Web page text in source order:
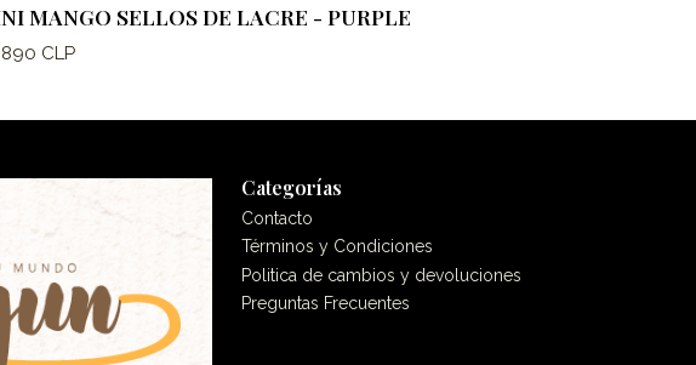
MANGO SELLOS DE LACRE - PURPLE
CLP
Categorías
Contacto
Términos y Condiciones
Politica de cambios y devoluciones
Preguntas Frecuentes